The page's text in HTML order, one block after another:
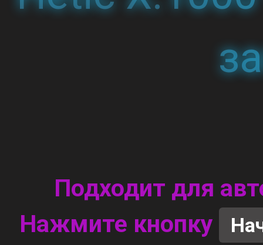
Подходит для
Нажмите кнопку